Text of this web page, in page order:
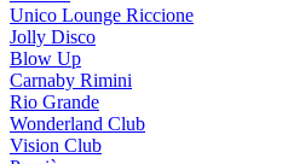
Unico Lounge Riccione
Jolly Disco
Blow Up
Carnaby Rimini
Rio Grande
Wonderland Club
Vision Club